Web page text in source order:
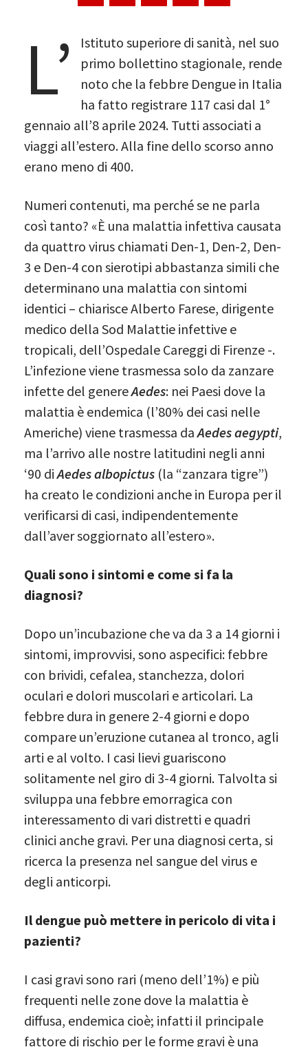
L’ Istituto superiore di sanità, nel suo
primo bollettino stagionale, rende
noto che la febbre Dengue in Italia
ha fatto registrare 117 casi dal 1°
gennaio all’8 aprile 2024. Tutti associati a
viaggi all’estero.Alla fine dello scorso anno
erano meno di 400.
Numeri contenuti, ma perché se ne parla
così tanto? «È una malattia infettiva causata
da quattro virus chiamati Den-1, Den-2, Den-
3 e Den-4 con sierotipi abbastanza simili che
determinano una malattia con sintomi
identici – chiarisce Alberto Farese, dirigente
medico della Sod Malattie infettive e
tropicali, dell’Ospedale Careggi di Firenze -.
L’infezione viene trasmessa solo da zanzare
infette del genereAedes: nei Paesi dove la
malattia è endemica (l’80% dei casi nelle
Americhe) viene trasmessa daAedes aegypti,
ma l’arrivo alle nostre latitudini negli anni
‘90 diAedes albopictus (la “zanzara tigre”)
ha creato le condizioni anche in Europa per il
verificarsi di casi, indipendentemente
dall’aver soggiornato all’estero».
Quali sono i sintomi e come si fa la
diagnosi?
Dopo un’incubazione che va da 3 a 14 giorni i
sintomi, improvvisi, sono aspecifici: febbre
con brividi, cefalea, stanchezza, dolori
oculari e dolori muscolari e articolari. La
febbre dura in genere 2-4 giorni e dopo
compare un’eruzione cutanea al tronco, agli
arti e al volto. I casi lievi guariscono
solitamente nel giro di 3-4 giorni. Talvolta si
sviluppa una febbre emorragica con
interessamento di vari distretti e quadri
clinici anche gravi. Per una diagnosi certa, si
ricerca la presenza nel sangue del virus e
degli anticorpi.
Il dengue può mettere in pericolo di vita i
pazienti?
I casi gravi sono rari (meno dell’1%) e più
frequenti nelle zone dove la malattia è
diffusa, endemica cioè; infatti il principale
fattore di rischio per le forme gravi è una